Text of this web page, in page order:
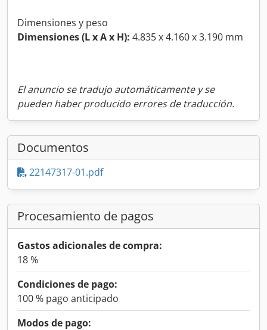
Dimensiones y peso
Dimensiones (L x A x H): 4.835 x 4.160 x 3.190 mm
El anuncio se tradujo automáticamente y se
pueden haber producido errores de traducción.
Documentos
22147317-01.pdf
Procesamiento de pagos
Gastos adicionales de compra:
18 %
Condiciones de pago:
100 % pago anticipado
Modos de pago: